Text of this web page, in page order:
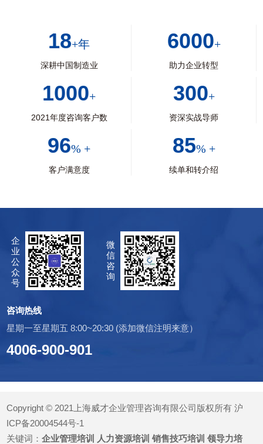
18+年
深耕中国制造业
6000+
助力企业转型
1000+
2021年度咨询客户数
300+
资深实战导师
96% +
客户满意度
85% +
续单和转介绍
企
业
公
众
号
微
信
咨
询
咨询热线
星期一至星期五 8:00~20:30 (添加微信注明来意）
4006-900-901
Copyright © 2021上海威才企业管理咨询有限公司版权所有沪
ICP备20004544号-1
关键词：企业管理培训 人力资源培训 销售技巧培训 领导力培